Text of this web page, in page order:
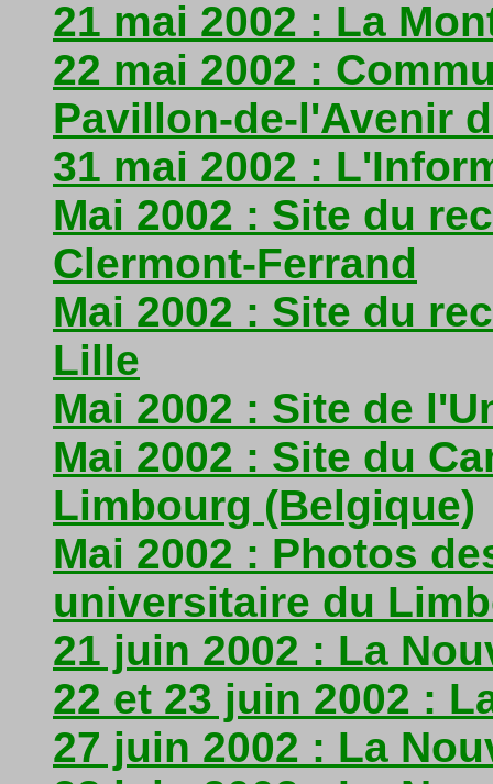
21 mai 2002 : La
22 mai 2002 :
Pavillon-de-l'Avenir
31 mai 2002 :
Mai 2002 : Site du
Clermont-Ferrand
Mai 2002 : Site du
Lille
Mai 2002 : Site de
Mai 2002 : Site du
Limbourg (Belgique)
Mai 2002 : Photos
universitaire du
21 juin 2002 : La
22 et 23 juin 2002 :
27 juin 2002 : La